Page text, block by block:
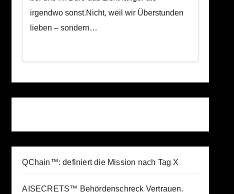
irgendwo sonst.Nicht, weil wir Überstunden
lieben – sondern…
QChain™: definiert die Mission nach Tag X
AISECRETS™ Behördenschreck Vertrauen.